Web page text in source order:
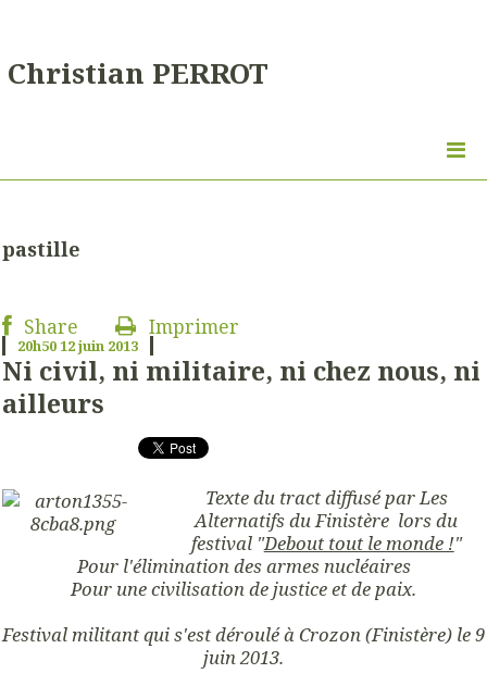
Christian PERROT
pastille
Share Imprimer
20h5012juin 2013
Ni civil, ni militaire, ni chez nous, ni
ailleurs
Texte du tract diffusé par Les
Alternatifs du Finistère lors du
festival "Debout tout le monde !"
Pour l'élimination des armes nucléaires
Pour une civilisation de justice et de paix.
Festival militant qui s'est déroulé à Crozon (Finistère) le 9
juin 2013.